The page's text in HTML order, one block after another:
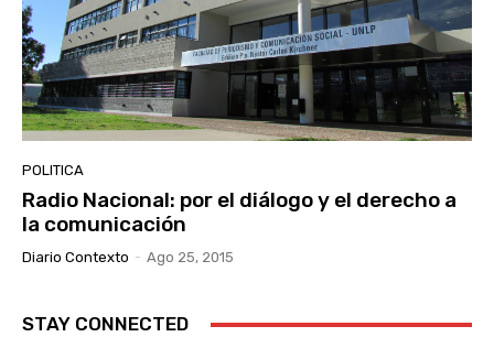
POLITICA
Radio Nacional: por el diálogo y el derecho a
la comunicación
Diario Contexto - Ago 25, 2015
STAY CONNECTED